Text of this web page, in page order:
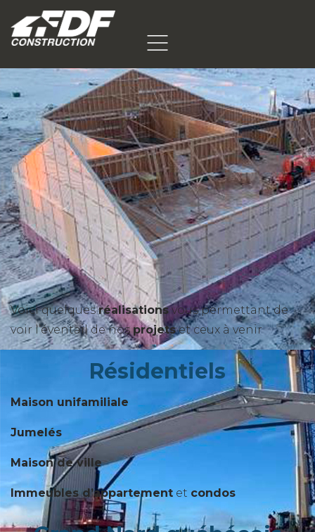
Voici quelquesréalisationsvous permettant de
voir l’éventail de nosprojetset ceux à venir
Résidentiels
Maison unifamiliale
Jumelés
Maison de ville
Immeubles d’appartement et condos